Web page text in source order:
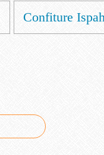
Confiture